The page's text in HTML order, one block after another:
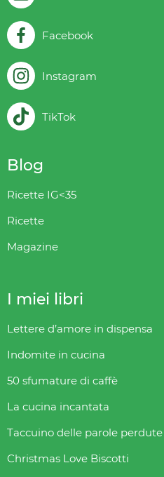
Facebook
Instagram
TikTok
Blog
Ricette IG<35
Ricette
Magazine
I miei libri
Lettere d’amore in dispensa
Indomite in cucina
50 sfumature di caffè
La cucina incantata
Taccuino delle parole perdute
Christmas Love Biscotti